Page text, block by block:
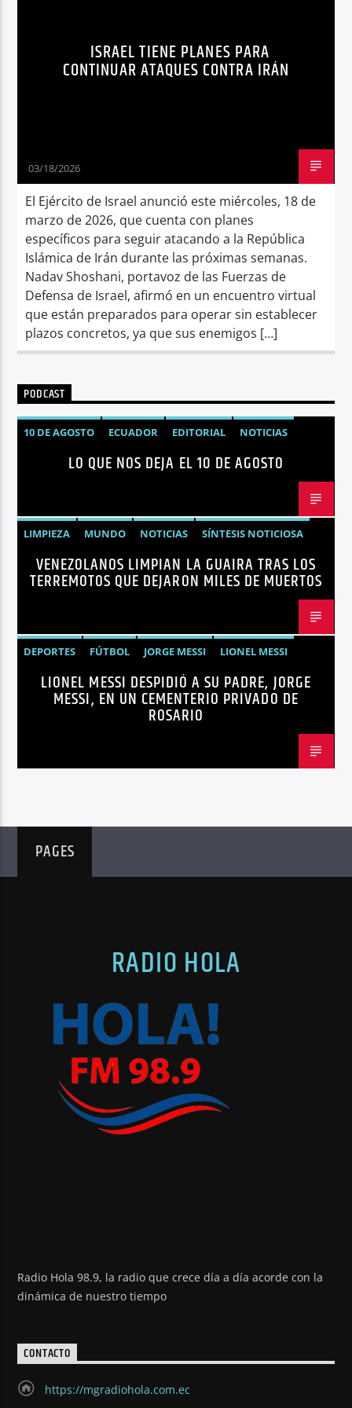
ISRAEL TIENE PLANES PARA
CONTINUAR ATAQUES CONTRA IRÁN
03/18/2026
El Ejército de Israel anunció este miércoles, 18 de
marzo de 2026, que cuenta con planes
específicos para seguir atacando a la República
Islámica de Irán durante las próximas semanas.
Nadav Shoshani, portavoz de las Fuerzas de
Defensa de Israel, afirmó en un encuentro virtual
que están preparados para operar sin establecer
plazos concretos, ya que sus enemigos […]
PODCAST
10 DE AGOSTO ECUADOR EDITORIAL NOTICIAS
LO QUE NOS DEJA EL 10 DE AGOSTO
LIMPIEZA MUNDO NOTICIAS
SÍNTESIS NOTICIOSA
TERREMOTOS VENEZUELA
VENEZUELA
VENEZOLANOS LIMPIAN LA GUAIRA TRAS LOS
TERREMOTOS QUE DEJARON MILES DE MUERTOS
DEPORTES FÚTBOL JORGE MESSI
LIONEL MESSI
NOTICIAS
LIONEL MESSI DESPIDIÓ A SU PADRE, JORGE
MESSI, EN UN CEMENTERIO PRIVADO DE
ROSARIO
PAGES
RADIO HOLA
Radio Hola 98.9, la radio que crece día a día acorde con la
dinámica de nuestro tiempo
CONTACTO
https://mgradiohola.com.ec